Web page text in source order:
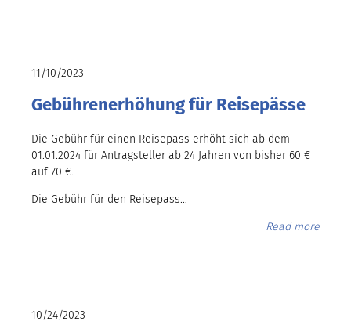
11/10/2023
Gebührenerhöhung für Reisepässe
Die Gebühr für einen Reisepass erhöht sich ab dem
01.01.2024 für Antragsteller ab 24 Jahren von bisher 60 €
auf 70 €.
Die Gebühr für den Reisepass…
Read more
10/24/2023